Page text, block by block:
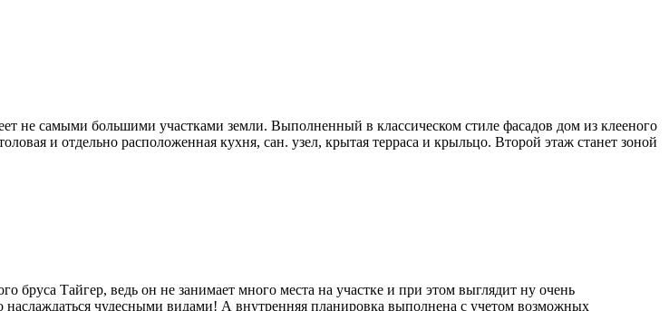
не самыми большими участками земли. Выполненный в классическом стиле фасадов дом из клееного
и отдельно расположенная кухня, сан. узел, крытая терраса и крыльцо. Второй этаж станет зоной
бруса Тайгер, ведь он не занимает много места на участке и при этом выглядит ну очень
чудесными видами! А внутренняя планировка выполнена с учетом возможных